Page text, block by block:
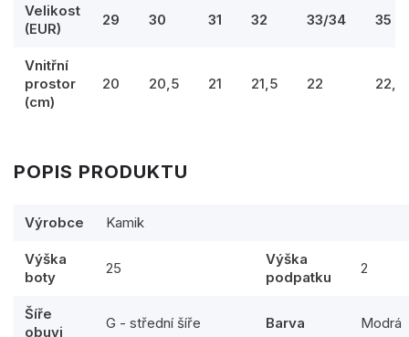
Velikost
(EUR)
29 30 31 32 33/34 35
Vnitřní
prostor
(cm)
20 20,5 21 21,5 22 22,5
POPIS PRODUKTU
Výrobce Kamik
Výška
boty
25
Výška
podpatku
2
Šíře
obuvi
G - střední šíře Barva Modrá